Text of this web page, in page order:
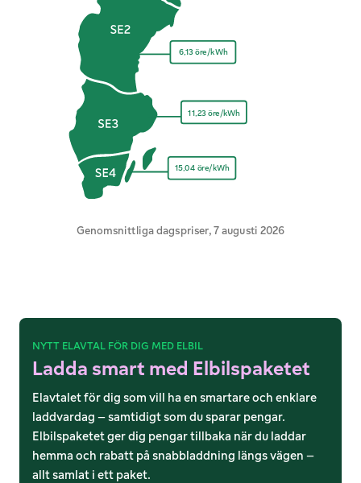
6,13 öre/kWh
11,23 öre/kWh
15,04 öre/kWh
Genomsnittliga dagspriser, 7 augusti 2026
NYTT ELAVTAL FÖR DIG MED ELBIL
Ladda smart med Elbilspaketet
Elavtalet för dig som vill ha en smartare och enklare
laddvardag – samtidigt som du sparar pengar.
Elbilspaketet ger dig pengar tillbaka när du laddar
hemma och rabatt på snabbladdning längs vägen –
allt samlat i ett paket.